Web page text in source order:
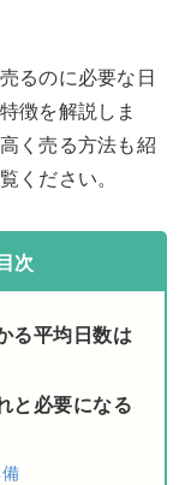
るのに必要な日
徴を解説しま
く売る方法も紹
ください。
次
る平均日数は
と必要になる